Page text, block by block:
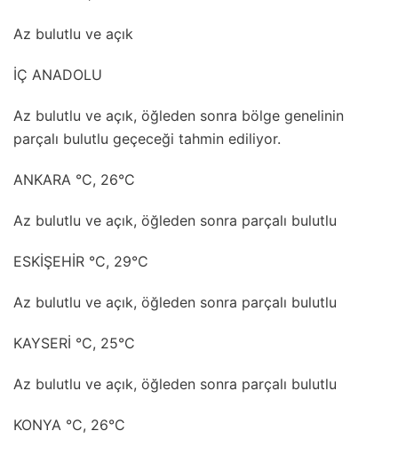
Az bulutlu ve açık
İÇ ANADOLU
Az bulutlu ve açık, öğleden sonra bölge genelinin
parçalı bulutlu geçeceği tahmin ediliyor.
ANKARA °C, 26°C
Az bulutlu ve açık, öğleden sonra parçalı bulutlu
ESKİŞEHİR °C, 29°C
Az bulutlu ve açık, öğleden sonra parçalı bulutlu
KAYSERİ °C, 25°C
Az bulutlu ve açık, öğleden sonra parçalı bulutlu
KONYA °C, 26°C